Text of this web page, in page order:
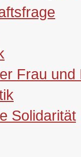
Frau und
Solidarität